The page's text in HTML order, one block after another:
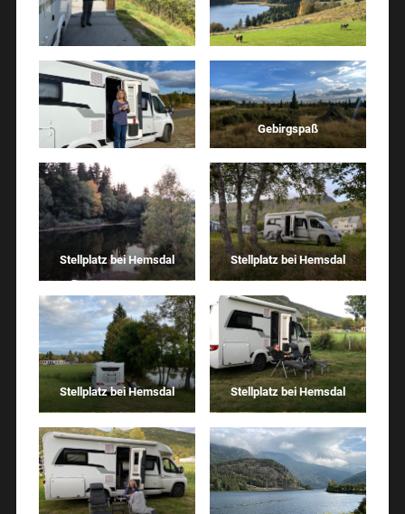
Gebirgspaß
Stellplatz bei Hemsdal Stellplatz bei Hemsdal
Stellplatz bei Hemsdal Stellplatz bei Hemsdal